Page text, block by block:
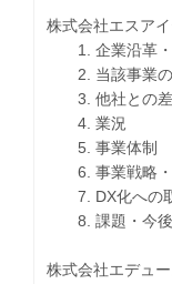
株式会社エスア
1. 企業沿革・
2. 当該事業の
3. 他社との差
4. 業況
5. 事業体制
6. 事業戦略・
7. DX化への取
8. 課題・今後
株式会社エデュー